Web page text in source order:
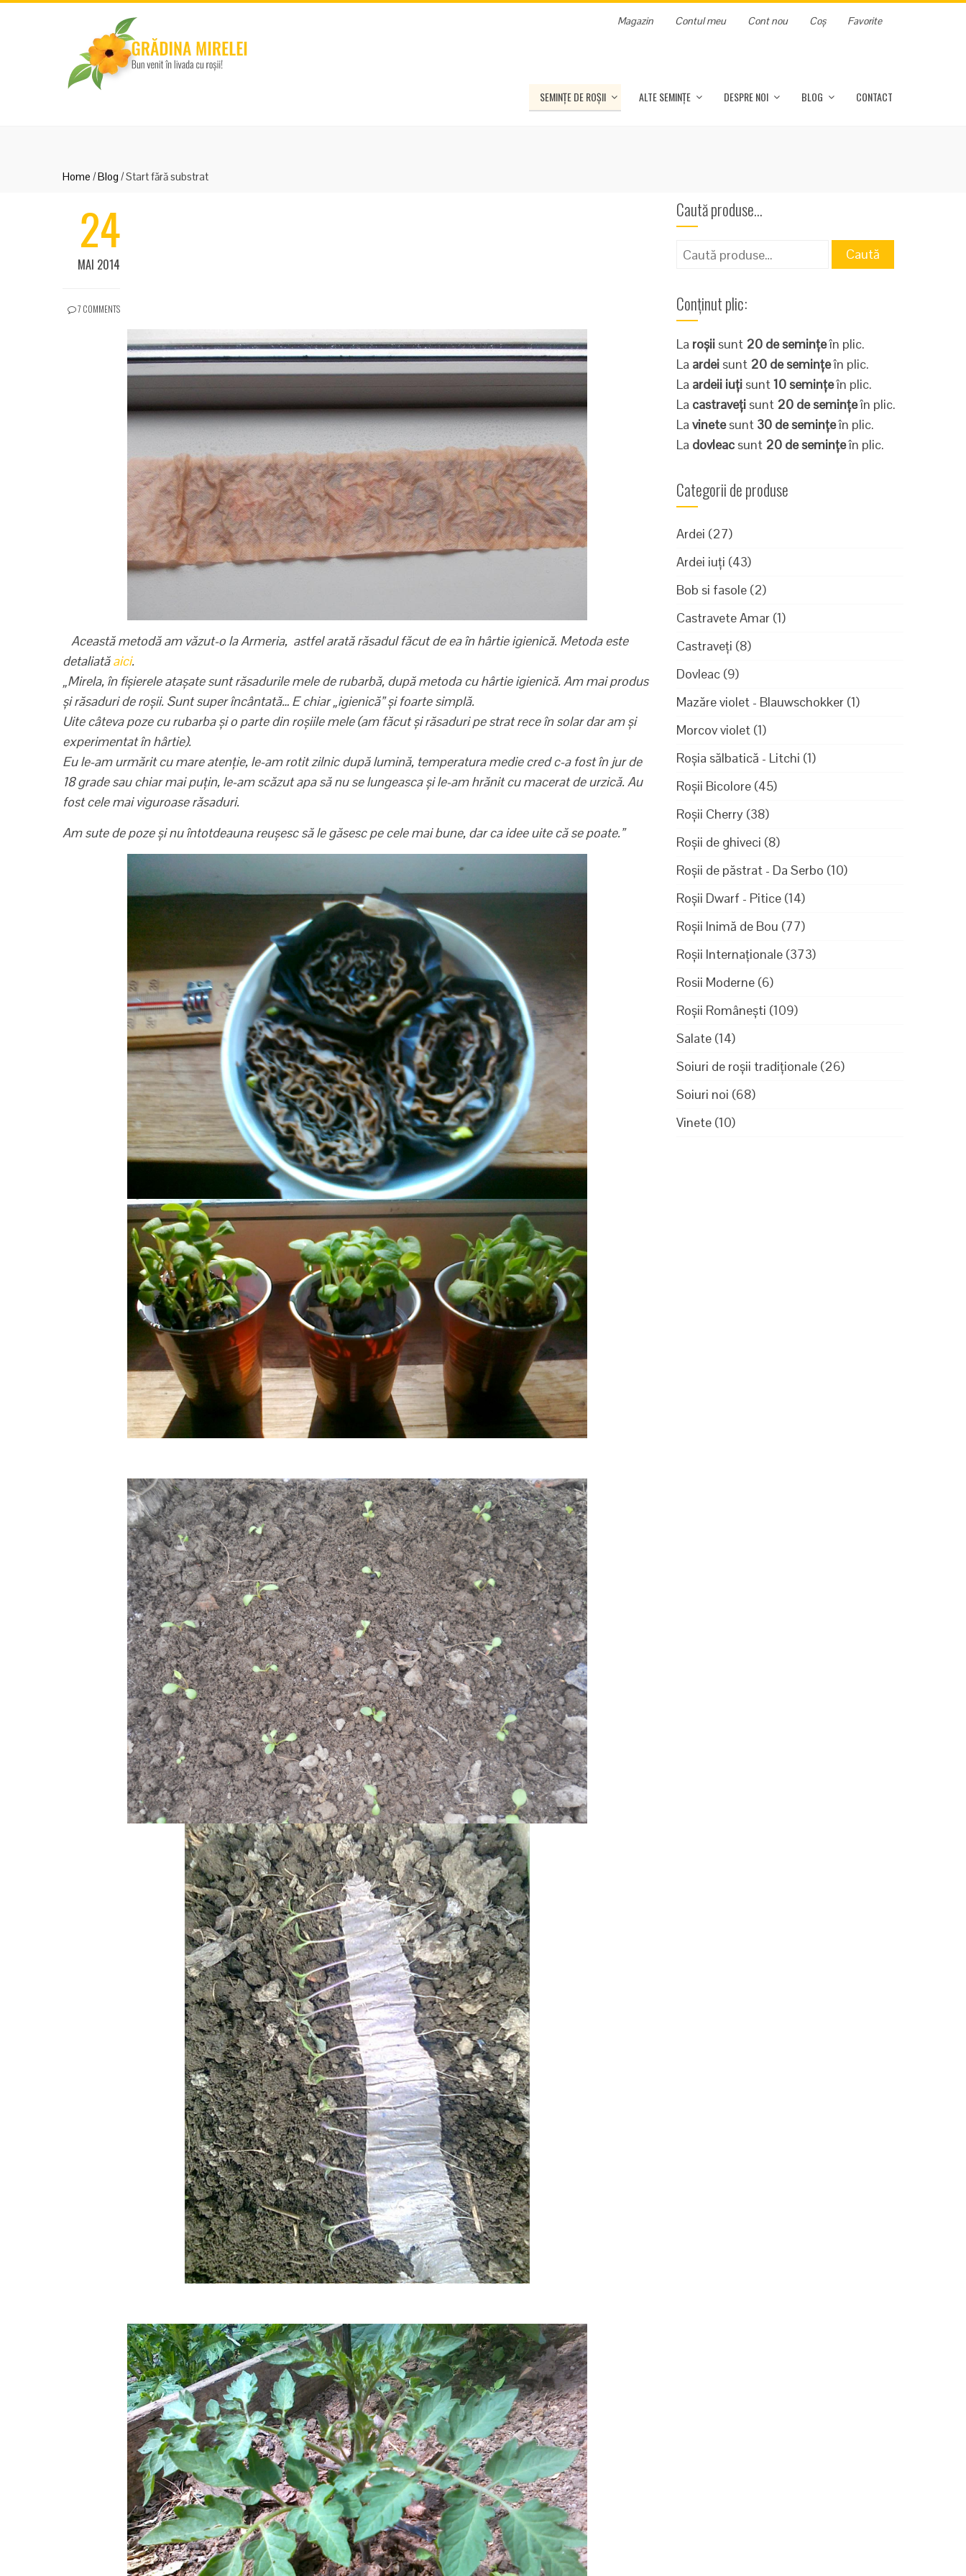
Favorite
Coș
Cont nou
Contul meu
Magazin
SEMINȚE DE ROȘII ALTE SEMINȚE DESPRE NOI BLOG CONTACT
Home /Blog /Start fără substrat
24
MAI 2014
7 COMMENTS
Această metodă am văzut-o la Armeria, astfel arată răsadul făcut de ea în hârtie igienică. Metoda este
detaliatăaici.
„Mirela, în fișierele atașate sunt răsadurile mele de rubarbă, după metoda cu hârtie igienică. Am mai produs
și răsaduri de roșii. Sunt super încântată… E chiar „igienică” și foarte simplă.
Uite câteva poze cu rubarba și o parte din roșiile mele (am făcut și răsaduri pe strat rece în solar dar am și
experimentat în hârtie).
Eu le-am urmărit cu mare atenție, le-am rotit zilnic după lumină, temperatura medie cred c-a fost în jur de
18 grade sau chiar mai puțin, le-am scăzut apa să nu se lungeasca și le-am hrănit cu macerat de urzică. Au
fost cele mai viguroase răsaduri.
Am sute de poze și nu întotdeauna reușesc să le găsesc pe cele mai bune, dar ca idee uite că se poate.”
Caută produse…
Caută
Caută
Conținut plic:
La roșii sunt 20 de semințeîn plic.
La ardei sunt 20 de semințeîn plic.
La ardeii iuți sunt10 semințeîn plic.
La castraveți sunt 20 de semințeîn plic.
Lavinetesunt 30 de semințeîn plic.
La dovleac sunt 20 de semințeîn plic.
Categorii de produse
Ardei (27)
Ardei iuți (43)
Bob si fasole (2)
Castravete Amar (1)
Castraveți (8)
Dovleac (9)
Mazăre violet - Blauwschokker (1)
Morcov violet (1)
Roșia sălbatică - Litchi (1)
Roșii Bicolore (45)
Roșii Cherry (38)
Roșii de ghiveci (8)
Roșii de păstrat - Da Serbo (10)
Roșii Dwarf - Pitice (14)
Roșii Inimă de Bou (77)
Roșii Internaționale (373)
Rosii Moderne (6)
Roșii Românești (109)
Salate (14)
Soiuri de roșii tradiționale (26)
Soiuri noi (68)
Vinete (10)